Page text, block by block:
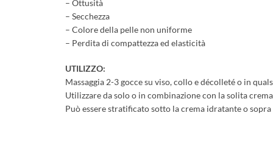
– Ottusità
– Secchezza
– Colore della pelle non uniforme
– Perdita di compattezza ed elasticità
UTILIZZO:
Massaggia 2-3 gocce su viso, collo e décolleté o in
Utilizzare da solo o in combinazione con la solita
Può essere stratificato sotto la crema idratante o